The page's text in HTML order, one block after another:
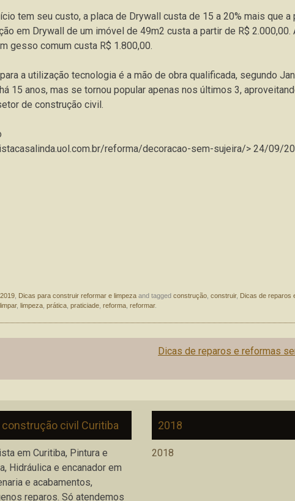
tem seu custo, a placa de Drywall custa de 15 a 20% mais que a
em Drywall de um imóvel de 49m2 custa a partir de R$ 2.000,00.
gesso comum custa R$ 1.800,00.
a utilização tecnologia é a mão de obra qualificada, segundo
15 anos, mas se tornou popular apenas nos últimos 3,
de construção civil.
reforma/decoracao-sem-sujeira/> 24/09/
2019 Dicas para construir reformar e limpeza and tagged construção construir, Dicas de reparos
limpar, limpeza prática praticiade reforma reformar.
Dicas de reparos e reformas
civil Curitiba
em Curitiba, Pintura e
Hidráulica e encanador em
e acabamentos,
reparos. Só atendemos
2018
2018